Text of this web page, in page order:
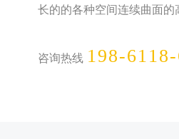
长的的各种空间连续曲面的
咨询热线 198-